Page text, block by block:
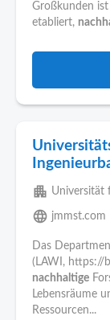
Großkunden
etabliert,
apartment Universität
language jmmst.com
Das
(LAWI, https://
nachhaltige
Lebensräume
Ressourcen...